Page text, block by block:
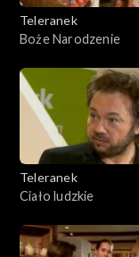
Teleranek
Boże Narodzenie
Teleranek
Ciało ludzkie